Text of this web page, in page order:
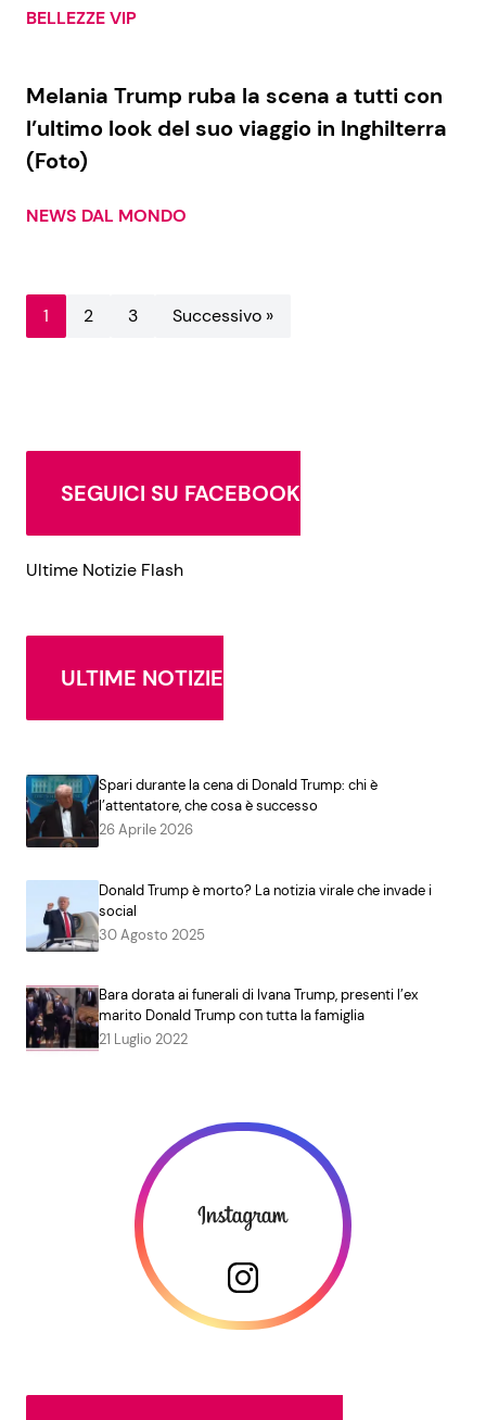
BELLEZZE VIP
Melania Trump ruba la scena a tutti con
l’ultimo look del suo viaggio in Inghilterra
(Foto)
NEWS DAL MONDO
1 2 3 Successivo »
SEGUICI SU FACEBOOK
Ultime Notizie Flash
ULTIME NOTIZIE
Spari durante la cena di Donald Trump: chi è
l’attentatore, che cosa è successo
26 Aprile 2026
Donald Trump è morto? La notizia virale che invade i
social
30 Agosto 2025
Bara dorata ai funerali di Ivana Trump, presenti l’ex
marito Donald Trump con tutta la famiglia
21 Luglio 2022